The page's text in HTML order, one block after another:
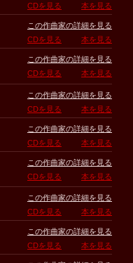
CDを見る
本を見る
この作曲家の詳細を見る
CDを見る
本を見る
この作曲家の詳細を見る
CDを見る
本を見る
この作曲家の詳細を見る
CDを見る
本を見る
この作曲家の詳細を見る
CDを見る
本を見る
この作曲家の詳細を見る
CDを見る
本を見る
この作曲家の詳細を見る
CDを見る
本を見る
この作曲家の詳細を見る
CDを見る
本を見る